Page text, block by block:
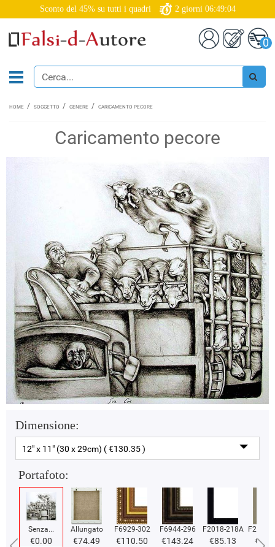
Sconto del 45% su tutti i quadri 2 giorni 06:49:04
0
HOME SOGGETTO GENERE CARICAMENTO PECORE
Caricamento pecore
Dimensione:
12" x 11" (30 x 29cm) ( €130.35 )
Portafoto:
Senza...
€0.00
Allungato
€74.49
F6929-302
€110.50
F6944-296
€143.24
F2018-218A
€85.13
F2018-